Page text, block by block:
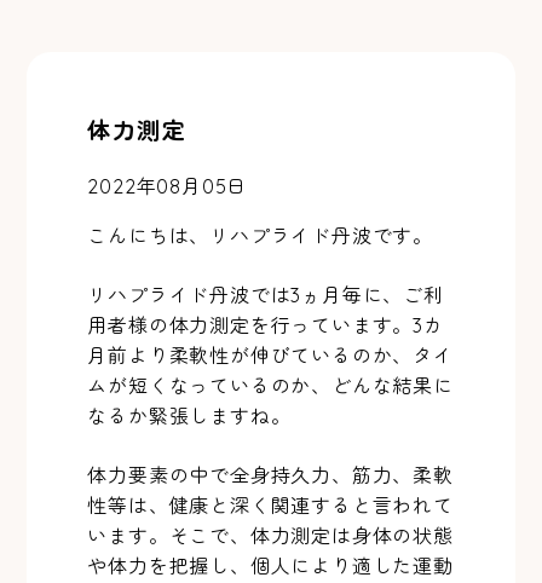
体力測定
2022年08月05日
こんにちは、リハプライド丹波です。
リハプライド丹波では3ヵ月毎に、ご利
用者様の体力測定を行っています。3カ
月前より柔軟性が伸びているのか、タイ
ムが短くなっているのか、どんな結果に
なるか緊張しますね。
体力要素の中で全身持久力、筋力、柔軟
性等は、健康と深く関連すると言われて
います。そこで、体力測定は身体の状態
や体力を把握し、個人により適した運動